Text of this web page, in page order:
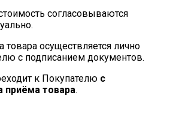
согласовываются
товара осуществляется лично
с подписанием документов.
к Покупателю с
приёма товара.